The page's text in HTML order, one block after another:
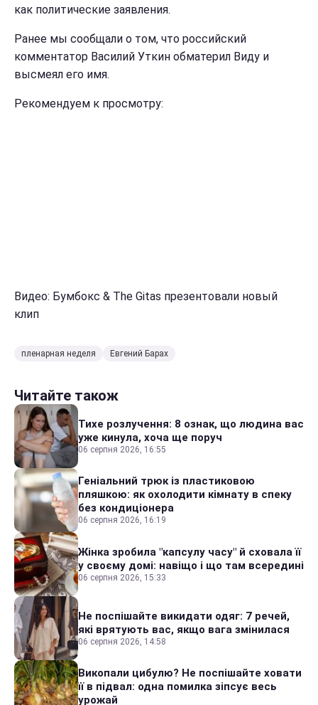
как политические заявления.
Ранее мы сообщали о том, что российский
комментатор Василий Уткин обматерил Виду и
высмеял его имя.
Рекомендуем к просмотру:
Видео: Бумбокс & The Gitas презентовали новый
клип
пленарная неделя Евгений Барах
Читайте також
Тихе розлучення: 8 ознак, що людина вас
уже кинула, хоча ще поруч
06 серпня 2026, 16:55
Геніальний трюк із пластиковою
пляшкою: як охолодити кімнату в спеку
без кондиціонера
06 серпня 2026, 16:19
Жінка зробила "капсулу часу" й сховала її
у своєму домі: навіщо і що там всередині
06 серпня 2026, 15:33
Не поспішайте викидати одяг: 7 речей,
які врятують вас, якщо вага змінилася
06 серпня 2026, 14:58
Викопали цибулю? Не поспішайте ховати
її в підвал: одна помилка зіпсує весь
урожай